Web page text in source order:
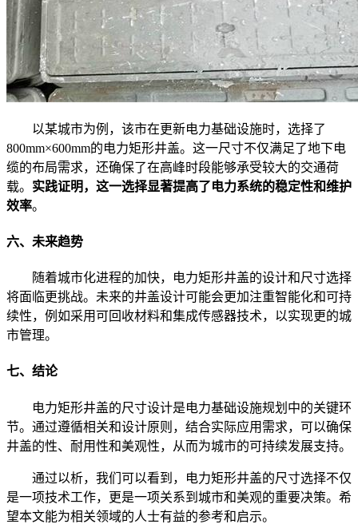
以某城市为例，该市在更新电力基础设施时，选择了
800mm×600mm的电力矩形井盖。这一尺寸不仅满足了地下电
缆的布局需求，还确保了在高峰时段能够承受较大的交通荷
载。 实践证明，这一选择显著提高了电力系统的稳定性和维护
效率。
六、未来趋势
随着城市化进程的加快，电力矩形井盖的设计和尺寸选择
将面临更挑战。未来的井盖设计可能会更加注重智能化和可持
续性，例如采用可回收材料和集成传感器技术，以实现更的城
市管理。
七、结论
电力矩形井盖的尺寸设计是电力基础设施规划中的关键环
节。通过遵循相关和设计原则，结合实际应用需求，可以确保
井盖的性、耐用性和美观性，从而为城市的可持续发展支持。
通过以析，我们可以看到，电力矩形井盖的尺寸选择不仅
是一项技术工作，更是一项关系到城市和美观的重要决策。希
望本文能为相关领域的人士有益的参考和启示。